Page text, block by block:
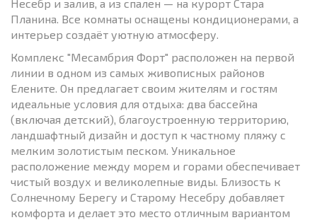
Несебр и залив, а из спален — на курорт Стара
Планина. Все комнаты оснащены кондиционерами, а
интерьер создаёт уютную атмосферу.
Комплекс "Месамбрия Форт" расположен на первой
линии в одном из самых живописных районов
Елените. Он предлагает своим жителям и гостям
идеальные условия для отдыха: два бассейна
(включая детский), благоустроенную территорию,
ландшафтный дизайн и доступ к частному пляжу с
мелким золотистым песком. Уникальное
расположение между морем и горами обеспечивает
чистый воздух и великолепные виды. Близость к
Солнечному Берегу и Старому Несебру добавляет
комфорта и делает это место отличным вариантом